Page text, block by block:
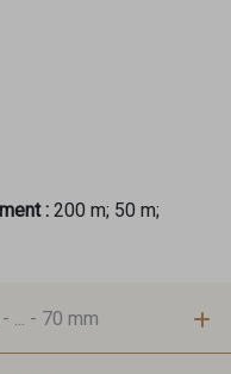
: 200 m; 50 m;
... - 70 mm